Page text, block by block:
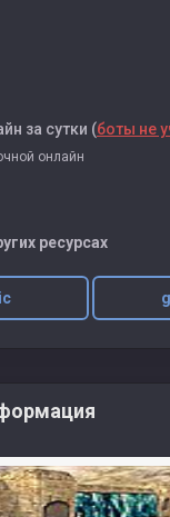
за сутки (боты не
онлайн
ресурсах